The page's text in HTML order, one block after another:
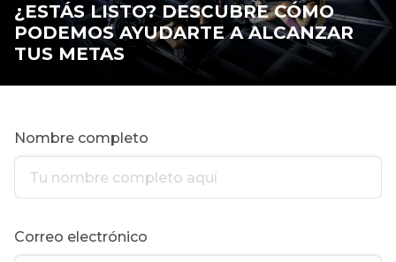
¿ESTÁS LISTO? DESCUBRE CÓMO
PODEMOS AYUDARTE A ALCANZAR
TUS METAS
Nombre completo
Correo electrónico